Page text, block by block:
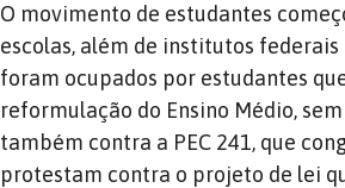
O movimento de estudantes
escolas, além de institutos
foram ocupados por estudantes
reformulação do Ensino Médio,
também contra a PEC 241, que
protestam contra o projeto de lei